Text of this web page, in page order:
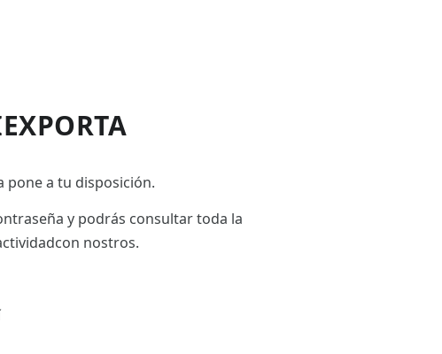
a tu disposición.
y podrás consultar toda la
nostros.